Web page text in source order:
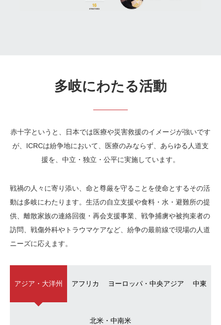
多岐にわたる活動
赤十字というと、日本では医療や災害救援のイメージが強いです
が、ICRCは紛争地において、医療のみならず、あらゆる人道支
援を、中立・独立・公平に実施しています。
戦禍の人々に寄り添い、命と尊厳を守ることを使命とするその活
動は多岐にわたります。生活の自立支援や食料・水・避難所の提
供、離散家族の連絡回復・再会支援事業、戦争捕虜や被拘束者の
訪問、戦傷外科やトラウマケアなど、紛争の最前線で現場の人道
ニーズに応えます。
アジア・大洋州 アフリカ ヨーロッパ・中央アジア 中東
北米・中南米